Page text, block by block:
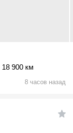
18 900 км
8 часов назад